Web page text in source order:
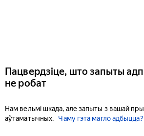
Пацвердзіце, што запыты
не робат
Нам вельмі шкада, але запыты з вашай
аўтаматычных.
Чаму гэта магло адбыцца?